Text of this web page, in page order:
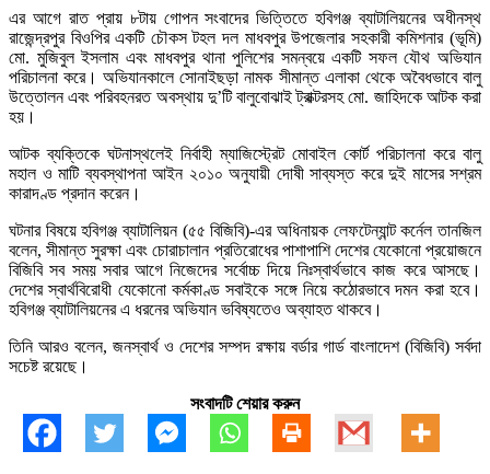
এর আগে রাত প্রায় ৮টায় গোপন সংবাদের ভিত্তিতে হবিগঞ্জ ব্যাটালিয়নের অধীনস্থ
রাজেন্দ্রপুর বিওপির একটি চৌকস টহল দল মাধবপুর উপজেলার সহকারী কমিশনার (ভূমি)
মো. মুজিবুল ইসলাম এবং মাধবপুর থানা পুলিশের সমন্বয়ে একটি সফল যৌথ অভিযান
পরিচালনা করে। অভিযানকালে সোনাইছড়া নামক সীমান্ত এলাকা থেকে অবৈধভাবে বালু
উত্তোলন এবং পরিবহনরত অবস্থায় দু’টি বালুবোঝাই ট্রাক্টরসহ মো. জাহিদকে আটক করা
হয়।
আটক ব্যক্তিকে ঘটনাস্থলেই নির্বাহী ম্যাজিস্ট্রেট মোবাইল কোর্ট পরিচালনা করে বালু
মহাল ও মাটি ব্যবস্থাপনা আইন ২০১০ অনুযায়ী দোষী সাব্যস্ত করে দুই মাসের সশ্রম
কারাদণ্ড প্রদান করেন।
ঘটনার বিষয়ে হবিগঞ্জ ব্যাটালিয়ন (৫৫ বিজিবি)-এর অধিনায়ক লেফটেন্যান্ট কর্নেল তানজিল
বলেন, সীমান্ত সুরক্ষা এবং চোরাচালান প্রতিরোধের পাশাপাশি দেশের যেকোনো প্রয়োজনে
বিজিবি সব সময় সবার আগে নিজেদের সর্বোচ্চ দিয়ে নিঃস্বার্থভাবে কাজ করে আসছে।
দেশের স্বার্থবিরোধী যেকোনো কর্মকাণ্ড সবাইকে সঙ্গে নিয়ে কঠোরভাবে দমন করা হবে।
হবিগঞ্জ ব্যাটালিয়নের এ ধরনের অভিযান ভবিষ্যতেও অব্যাহত থাকবে।
তিনি আরও বলেন, জনস্বার্থ ও দেশের সম্পদ রক্ষায় বর্ডার গার্ড বাংলাদেশ (বিজিবি) সর্বদা
সচেষ্ট রয়েছে।
সংবাদটি শেয়ার করুন